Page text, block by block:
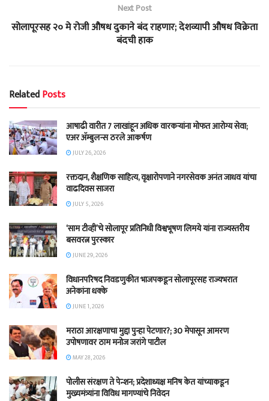
Next Post
सोलापूरसह २० मे रोजी औषध दुकाने बंद राहणार; देशव्यापी औषध विक्रेता
बंदची हाक
RelatedPosts
आषाढी वारीत 7 लाखांहून अधिक वारकऱ्यांना मोफत आरोग्य सेवा;
एअर ॲम्बुलन्स ठरले आकर्षण
JULY 26, 2026
रक्तदान, शैक्षणिक साहित्य, वृक्षारोपणाने नगरसेवक अनंत जाधव यांचा
वाढदिवस साजरा
JULY 5, 2026
‘साम टीव्ही’चे सोलापूर प्रतिनिधी विश्वभूषण लिमये यांना राज्यस्तरीय
बसवरत्न पुरस्कार
JUNE 29, 2026
विधानपरिषद निवडणुकीत भाजपकडून सोलापूरसह राज्यभरात
अनेकांना धक्के
JUNE 1, 2026
मराठा आरक्षणाचा मुद्दा पुन्हा पेटणार?; 30 मेपासून आमरण
उपोषणावर ठाम मनोज जरांगे पाटील
MAY 28, 2026
पोलीस संरक्षण ते पेन्शन; प्रदेशाध्यक्ष मनिष केत यांच्याकडून
मुख्यमंत्र्यांना विविध मागण्यांचे निवेदन